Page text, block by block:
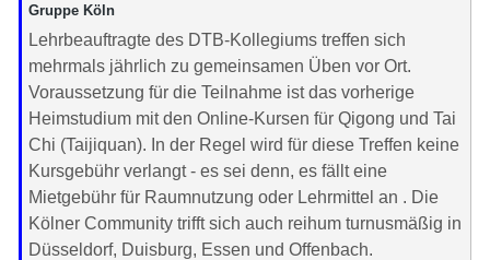
Gruppe Köln
Lehrbeauftragte des DTB-Kollegiums treffen sich
mehrmals jährlich zu gemeinsamen Üben vor Ort.
Voraussetzung für die Teilnahme ist das vorherige
Heimstudium mit den Online-Kursen für Qigong und Tai
Chi (Taijiquan). In der Regel wird für diese Treffen keine
Kursgebühr verlangt - es sei denn, es fällt eine
Mietgebühr für Raumnutzung oder Lehrmittel an . Die
Kölner Community trifft sich auch reihum turnusmäßig in
Düsseldorf, Duisburg, Essen und Offenbach.